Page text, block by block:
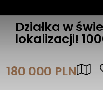
Działka w
lokalizacji!
180 000 PLN